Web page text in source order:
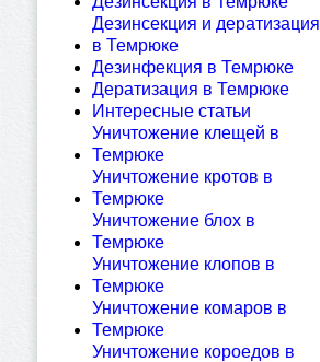
Дезинсекция и дератизация
в Темрюке
Дезинфекция в Темрюке
Дератизация в Темрюке
Интересные статьи
Уничтожение клещей в
Темрюке
Уничтожение кротов в
Темрюке
Уничтожение блох в
Темрюке
Уничтожение клопов в
Темрюке
Уничтожение комаров в
Темрюке
Уничтожение короедов в